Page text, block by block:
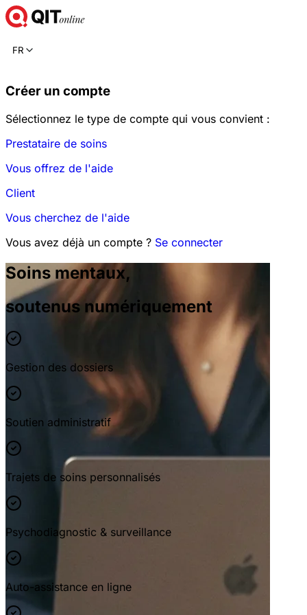
FR
Créer un compte
Sélectionnez le type de compte qui vous convient :
Prestataire de soins
Vous offrez de l'aide
Client
Vous cherchez de l'aide
Vous avez déjà un compte ? Se connecter
Soins mentaux,
soutenus numériquement
Gestion des dossiers
Soutien administratif
Trajets de soins personnalisés
Psychodiagnostic & surveillance
Auto-assistance en ligne